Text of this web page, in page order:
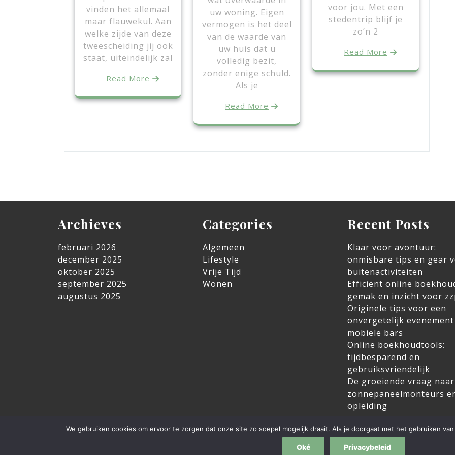
vinden het allemaal
maar flauwekul. Aan
welke zijde van deze
tweescheiding jij ook
staat, uiteindelijk zal
Read More
uw woning. Eigen
vermogen is het deel
van de waarde van
uw huis dat u
volledig bezit,
zonder enige schuld.
Als je
Read More
voor jou. Met een
stedentrip blijf je
zo’n 2
Read More
Archieves
februari 2026
december 2025
oktober 2025
september 2025
augustus 2025
Categories
Algemeen
Lifestyle
Vrije Tijd
Wonen
Recent Posts
Klaar voor avontuur:
onmisbare tips en gear
buitenactiviteiten
Efficiënt online
gemak en inzicht voor
Originele tips voor een
onvergetelijk
mobiele bars
Online boekhoudtools:
tijdbesparend en
gebruiksvriendelijk
De groeiende vraag naar
zonnepaneelmonteurs
opleiding
Blog WordPress ThemeBy Ovation Themes
We gebruiken cookies om ervoor te zorgen dat onze site zo soepel mogelijk draait. Als je doorgaat met het gebruiken
Oké Privacybeleid